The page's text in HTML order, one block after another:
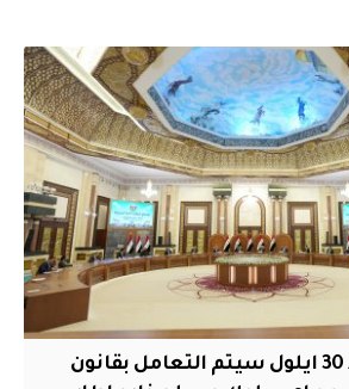
ادارة الدولة: بعد 30 ايلول سيتم التعامل بقانون